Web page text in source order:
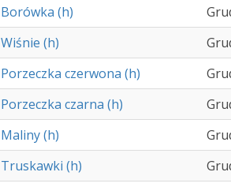
Borówka (h)
Wiśnie (h)
Porzeczka czerwona (h)
Porzeczka czarna (h)
Maliny (h)
Truskawki (h)